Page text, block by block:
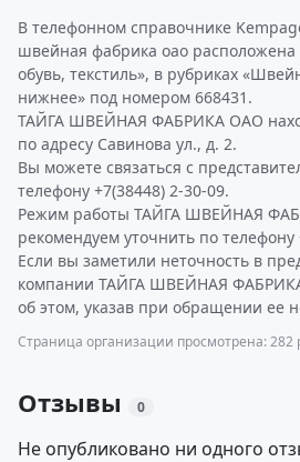
В телефонном справочнике
швейная фабрика оао расположена
обувь, текстиль», в рубриках
нижнее» под номером 668431.
ТАЙГА ШВЕЙНАЯ ФАБРИКА ОАО
по адресу Савинова ул., д. 2.
Вы можете связаться с
телефону +7(38448) 2-30-09.
Режим работы ТАЙГА ШВЕЙНАЯ
рекомендуем уточнить по телефону
Если вы заметили неточность в
компании ТАЙГА ШВЕЙНАЯ
об этом, указав при обращении ее
Страница организации просмотрена: 282
Отзывы 0
Не опубликовано ни одного